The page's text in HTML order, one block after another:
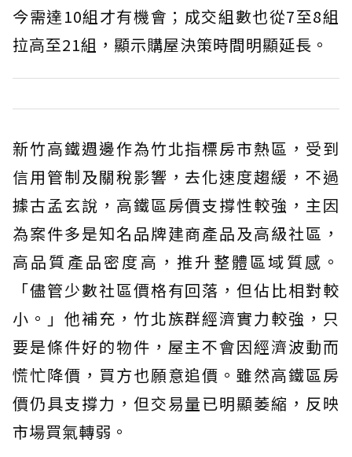
今需達10組才有機會；成交組數也從7至8組
拉高至21組，顯示購屋決策時間明顯延長。
新竹高鐵週邊作為竹北指標房市熱區，受到
信用管制及關稅影響，去化速度趨緩，不過
據古孟玄說，高鐵區房價支撐性較強，主因
為案件多是知名品牌建商產品及高級社區，
高品質產品密度高，推升整體區域質感。
「儘管少數社區價格有回落，但佔比相對較
小。」他補充，竹北族群經濟實力較強，只
要是條件好的物件，屋主不會因經濟波動而
慌忙降價，買方也願意追價。雖然高鐵區房
價仍具支撐力，但交易量已明顯萎縮，反映
市場買氣轉弱。